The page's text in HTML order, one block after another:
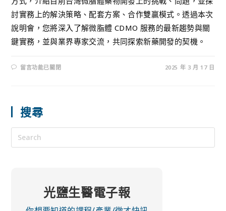
討實務上的解決策略、配套方案、合作雙贏模式。透過本次
說明會，您將深入了解微脂體 CDMO 服務的最新趨勢與關
鍵實務，並與業界專家交流，共同探索新藥開發的契機。
留言功能已關閉 2025 年 3 月 17 日
搜尋
光鹽生醫電子報